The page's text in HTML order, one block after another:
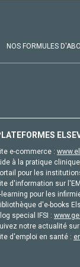
NOS FORMULES
e-commerce :
à la pratique
pour les
d'information sur
learning pour les
d'e-books
special IFSI :
notre actualité
d'emploi en santé :